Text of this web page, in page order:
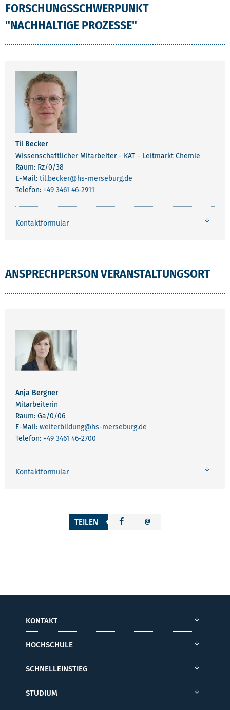
FORSCHUNGSSCHWERPUNKT
"NACHHALTIGE PROZESSE"
Til Becker
Wissenschaftlicher Mitarbeiter - KAT - Leitmarkt Chemie
Raum: Rz/0/38
E-Mail: til.becker@hs-merseburg.de
Telefon: +49 3461 46-2911
Kontaktformular
ANSPRECHPERSON VERANSTALTUNGSORT
Anja Bergner
Mitarbeiterin
Raum: Ga/0/06
E-Mail: weiterbildung@hs-merseburg.de
Telefon: +49 3461 46-2700
Kontaktformular
TEILEN
KONTAKT
HOCHSCHULE
SCHNELLEINSTIEG
STUDIUM